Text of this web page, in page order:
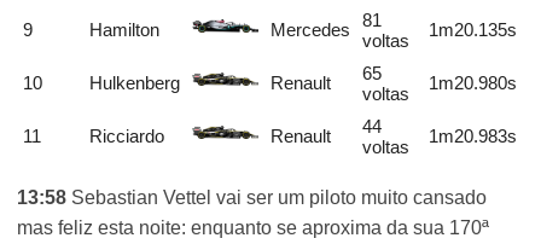
9 Hamilton Mercedes
81
voltas
1m20.135s
10 Hulkenberg Renault
65
voltas
1m20.980s
11 Ricciardo Renault
44
voltas
1m20.983s
13:58 Sebastian Vettel vai ser um piloto muito cansado
mas feliz esta noite: enquanto se aproxima da sua 170ª